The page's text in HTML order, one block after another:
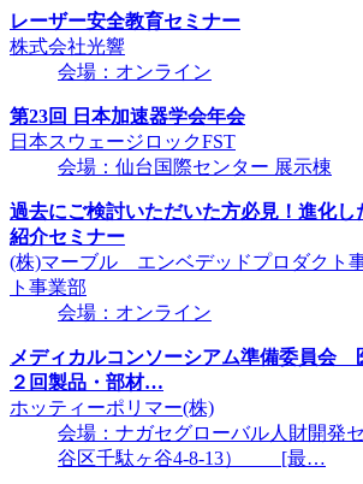
レーザー安全教育セミナー
株式会社光響
会場：オンライン
第23回 日本加速器学会年会
日本スウェージロックFST
会場：仙台国際センター 展示棟
過去にご検討いただいた方必見！進化し
紹介セミナー
(株)マーブル エンベデッドプロダクト
ト事業部
会場：オンライン
メディカルコンソーシアム準備委員
２回製品・部材…
ホッティーポリマー(株)
会場：ナガセグローバル人財開発
谷区千駄ヶ谷4-8-13） [最…